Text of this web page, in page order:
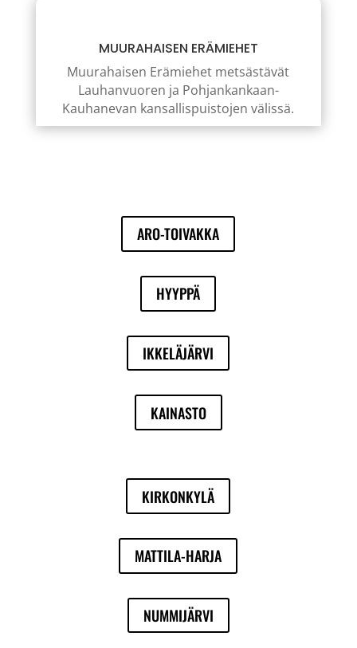
MUURAHAISEN ERÄMIEHET
Muurahaisen Erämiehet metsästävät
Lauhanvuoren ja Pohjankankaan-
Kauhanevan kansallispuistojen välissä.
ARO-TOIVAKKA
HYYPPÄ
IKKELÄJÄRVI
KAINASTO
KIRKONKYLÄ
MATTILA-HARJA
NUMMIJÄRVI